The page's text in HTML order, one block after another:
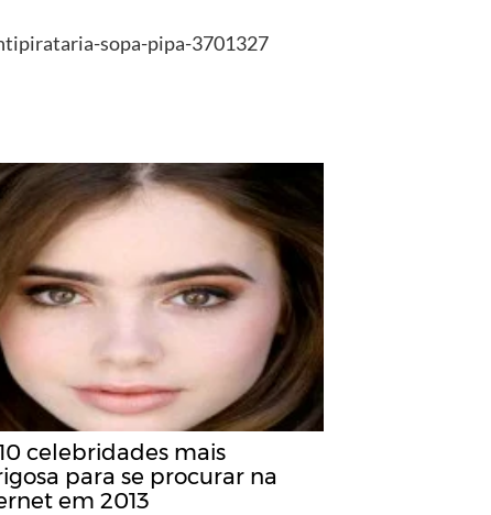
sopa-pipa-3701327
celebridades mais
para se procurar na
em 2013